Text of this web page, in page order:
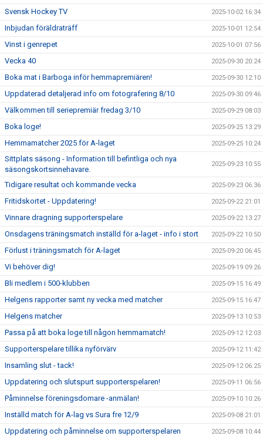
Svensk Hockey TV 2025-10-02 16:34
Inbjudan föräldraträff 2025-10-01 12:54
Vinst i genrepet 2025-10-01 07:56
Vecka 40 2025-09-30 20:24
Boka mat i Barboga inför hemmapremiären! 2025-09-30 12:10
Uppdaterad detaljerad info om fotografering 8/10 2025-09-30 09:46
Välkommen till seriepremiär fredag 3/10 2025-09-29 08:03
Boka loge! 2025-09-25 13:29
Hemmamatcher 2025 för A-laget 2025-09-25 10:24
Sittplats säsong - Information till befintliga och nya
säsongskortsinnehavare.
2025-09-23 10:55
Tidigare resultat och kommande vecka 2025-09-23 06:36
Fritidskortet - Uppdatering! 2025-09-22 21:01
Vinnare dragning supporterspelare 2025-09-22 13:27
Onsdagens träningsmatch inställd för a-laget - info i stort 2025-09-22 10:50
Förlust i träningsmatch för A-laget 2025-09-20 06:45
Vi behöver dig! 2025-09-19 09:26
Bli medlem i 500-klubben 2025-09-15 16:49
Helgens rapporter samt ny vecka med matcher 2025-09-15 16:47
Helgens matcher 2025-09-13 10:53
Passa på att boka loge till någon hemmamatch! 2025-09-12 12:03
Supporterspelare tillika nyförvärv 2025-09-12 11:42
Insamling slut - tack! 2025-09-12 06:25
Uppdatering och slutspurt supporterspelaren! 2025-09-11 06:56
Påminnelse föreningsdomare -anmälan! 2025-09-10 10:26
Inställd match för A-lag vs Sura fre 12/9 2025-09-08 21:01
Uppdatering och påminnelse om supporterspelaren 2025-09-08 10:44